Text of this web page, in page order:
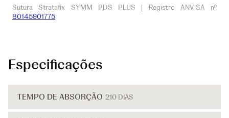
Sutura Stratafix SYMM PDS PLUS | Registro ANVISA nº
80145901775
Especificações
TEMPO DE ABSORÇÃO 210 DIAS